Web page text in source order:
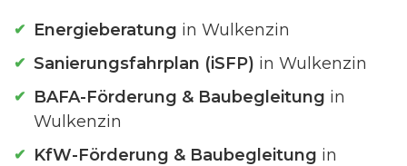
Energieberatung in Wulkenzin
Sanierungsfahrplan (iSFP) in Wulkenzin
BAFA-Förderung & Baubegleitung in
Wulkenzin
KfW-Förderung & Baubegleitung in